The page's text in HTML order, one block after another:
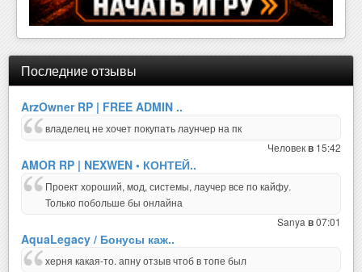
Последние отзывы
ArzOwner RP | FREE ADMIN ..
владелец не хочет покупать лаунчер на пк
Человекв 15:42
AMOR RP | NEXWEN • КОНТЕЙ..
Проект хороший, мод, системы, лаучер все по кайфу.
Только побольше бы онлайна
Sanya в07:01
AquaLegacy / Бонусы каж..
херня какая-то. апну отзыв чтоб в топе был